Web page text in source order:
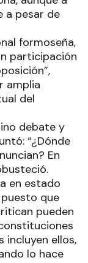
a pesar de
formoseña,
participación
amplia
del
debate y
“¿Dónde
En
en estado
que
pueden
incluyen ellos,
lo hace